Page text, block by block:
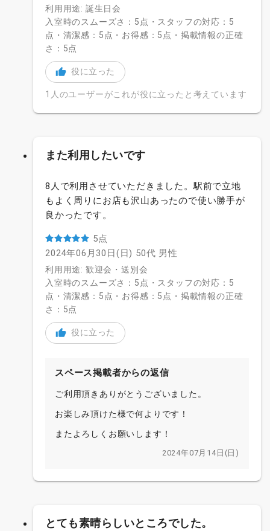
利用用途: 誕生日会
入室時のスムーズさ：5点・スタッフの対応：5
点・清潔感：5点・お得感：5点・掲載情報の正確
さ：5点
役に立った
1人のユーザーがこれが役に立ったと考えています
また利用したいです
8人で利用させていただきました。駅前で立地
もよく周りにお店も沢山あったので使い勝手が
良かったです。
5点
2024年06月30日(日) 50代 男性
利用用途: 歓迎会・送別会
入室時のスムーズさ：5点・スタッフの対応：5
点・清潔感：5点・お得感：5点・掲載情報の正確
さ：5点
役に立った
スペース掲載者からの返信
ご利用頂きありがとうございました。
お楽しみ頂けた様で何よりです！
またよろしくお願いします！
2024年07月14日(日)
とても素晴らしいところでした。